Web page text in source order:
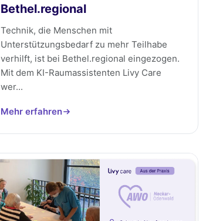
Bethel.regional
Technik, die Menschen mit
Unterstützungsbedarf zu mehr Teilhabe
verhilft, ist bei Bethel.regional eingezogen.
Mit dem KI-Raumassistenten Livy Care
wer...
Mehr erfahren